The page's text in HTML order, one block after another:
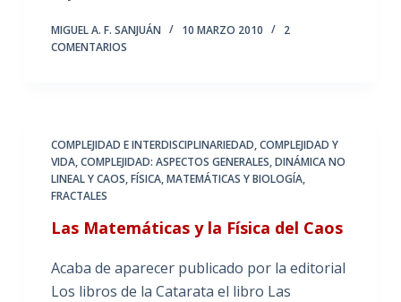
MIGUEL A. F. SANJUÁN 10 MARZO 2010
2
COMENTARIOS
COMPLEJIDAD E INTERDISCIPLINARIEDAD,COMPLEJIDAD Y
VIDA,COMPLEJIDAD: ASPECTOS GENERALES,DINÁMICA NO
LINEAL Y CAOS,FÍSICA, MATEMÁTICAS Y BIOLOGÍA,
FRACTALES
Las Matemáticas y la Física del Caos
Acaba de aparecer publicado por la editorial
Los libros de la Catarata el libro Las